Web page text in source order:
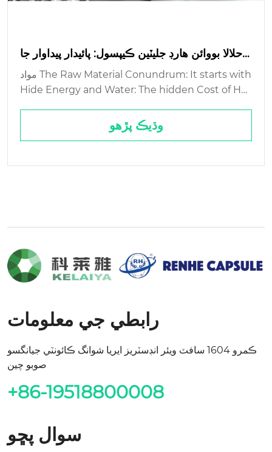
حلالا بووائن هارڊ جليٽين ڪيپسول: پائيدار پيداوار جا
طريقا؟
مواد The Raw Material Conundrum: It starts with
Hide Energy and Water: The hidden Cost of Har
aging and Logistics: The Final Mile Problem...
وڌيڪ پڙهو
رابطي جي معلومات
ڪمرو 1604 سافٽ ويئر انڊسٽريز ايريا شوانگ ڪائونٽي جيانگسو
صوبو چين
+86-19518800008
سوال پڇو